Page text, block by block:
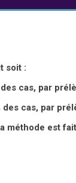
soit :
cas, par
cas, par
méthode est